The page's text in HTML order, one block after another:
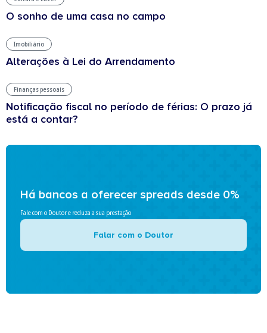
O sonho de uma casa no campo
Imobiliário
Alterações à Lei do Arrendamento
Finanças pessoais
Notificação fiscal no período de férias: O prazo já
está a contar?
Há bancos a oferecer spreads desde 0%
Fale com o Doutor e reduza a sua prestação
Falar com o Doutor